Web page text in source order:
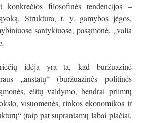
konkrečios filosofinės tendencijos –
Struktūra, t. y. gamybos jėgos,
santykiuose, pasąmonė, „valia
idėja yra ta, kad buržuazinė
„anstatų“ (buržuazinės politinės
elitų valdymo, bendrai priimtų
visuomenės, rinkos ekonomikos ir
(taip pat suprantamų labai plačiai,